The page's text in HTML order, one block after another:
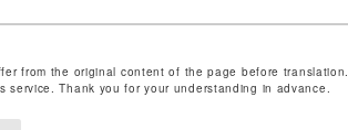
from the original content of the page before translation.
Thank you for your understanding in advance.